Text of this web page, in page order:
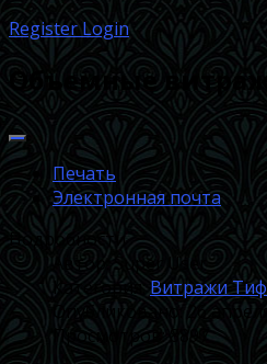
Register Login
Объемные
Печать
Электронная почта
Подробности
Автор:Super User
Категория:Витражи
Опубликовано: 26
Просмотров: 8897